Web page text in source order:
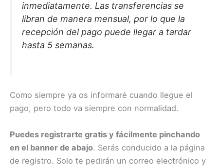
inmediatamente. Las transferencias se
libran de manera mensual, por lo que la
recepción del pago puede llegar a tardar
hasta 5 semanas.
Como siempre ya os informaré cuando llegue el
pago, pero todo va siempre con normalidad.
Puedes registrarte gratis y fácilmente pinchando
en el banner de abajo. Serás conducido a la página
de registro. Solo te pedirán un correo electrónico y